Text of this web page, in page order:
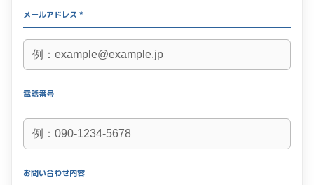
メールアドレス *
電話番号
お問い合わせ内容